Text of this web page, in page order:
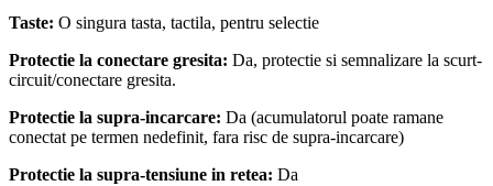
Taste: O singura tasta, tactila, pentru selectie
Protectie la conectare gresita: Da, protectie si semnalizare la scurt-
circuit/conectare gresita.
Protectie la supra-incarcare: Da (acumulatorul poate ramane
conectat pe termen nedefinit, fara risc de supra-incarcare)
Protectie la supra-tensiune in retea: Da